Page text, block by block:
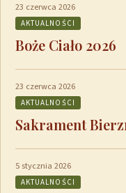
23 czerwca 2026
AKTUALNOŚCI
Boże Ciało 2026
23 czerwca 2026
AKTUALNOŚCI
Sakrament
5 stycznia 2026
AKTUALNOŚCI